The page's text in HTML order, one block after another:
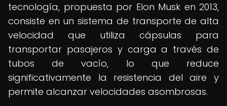
tecnología, propuesta por Elon Musk en 2013,
consiste en un sistema de transporte de alta
velocidad que utiliza cápsulas para
transportar pasajeros y carga a través de
tubos de vacío, lo que reduce
significativamente la resistencia del aire y
permite alcanzar velocidades asombrosas.